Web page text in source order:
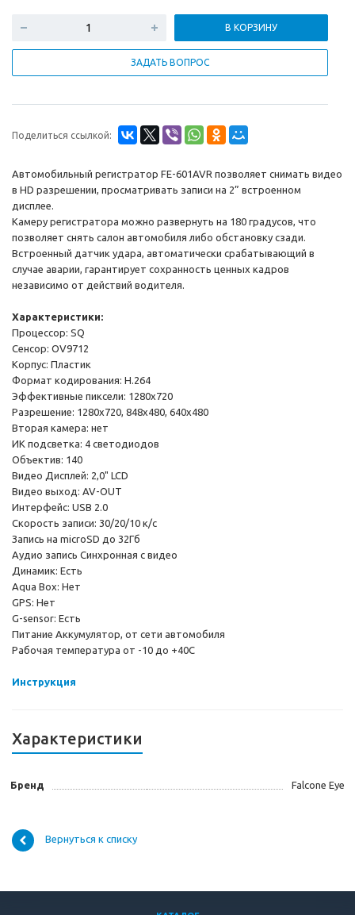
В КОРЗИНУ
ЗАДАТЬ ВОПРОС
Поделиться ссылкой:
Автомобильный регистратор FE-601AVR позволяет снимать видео
в HD разрешении, просматривать записи на 2” встроенном
дисплее.
Камеру регистратора можно развернуть на 180 градусов, что
позволяет снять салон автомобиля либо обстановку сзади.
Встроенный датчик удара, автоматически срабатывающий в
случае аварии, гарантирует сохранность ценных кадров
независимо от действий водителя.
Характеристики:
Процессор: SQ
Сенсор: OV9712
Корпус: Пластик
Формат кодирования: H.264
Эффективные пиксели: 1280x720
Разрешение: 1280x720, 848x480, 640x480
Вторая камера: нет
ИК подсветка: 4 светодиодов
Объектив: 140
Видео Дисплей: 2,0" LCD
Видео выход: AV-OUT
Интерфейс: USB 2.0
Скорость записи: 30/20/10 к/с
Запись на microSD до 32Гб
Аудио запись Синхронная с видео
Динамик: Есть
Aqua Box: Нет
GPS: Нет
G-sensor: Есть
Питание Аккумулятор, от сети автомобиля
Рабочая температура от -10 до +40С
Инструкция
Характеристики
Бренд Falcone Eye
Вернуться к списку